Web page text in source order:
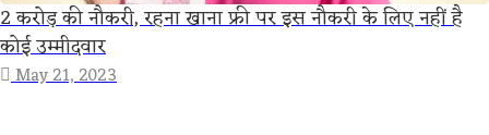
2 करोड़ की नौकरी, रहना खाना फ्री पर इस नौकरी के लिए नहीं है
कोई उम्मीदवार
May 21, 2023